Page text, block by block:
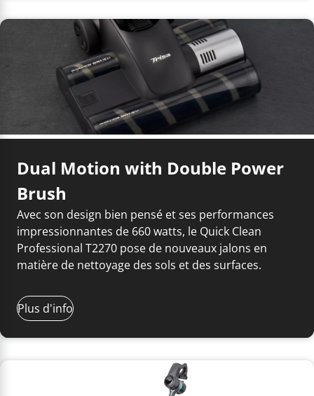
Dual Motion with Double Power
Brush
Avec son design bien pensé et ses performances
impressionnantes de 660 watts, le Quick Clean
Professional T2270 pose de nouveaux jalons en
matière de nettoyage des sols et des surfaces.
Plus d'info